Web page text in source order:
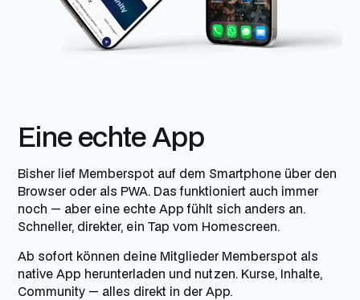
Eine echte App
Bisher lief Memberspot auf dem Smartphone über den
Browser oder als PWA. Das funktioniert auch immer
noch — aber eine echte App fühlt sich anders an.
Schneller, direkter, ein Tap vom Homescreen.
Ab sofort können deine Mitglieder Memberspot als
native App herunterladen und nutzen. Kurse, Inhalte,
Community — alles direkt in der App.